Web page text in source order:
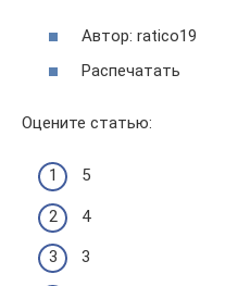
Автор: ratico19
Распечатать
Оцените статью:
5
4
3